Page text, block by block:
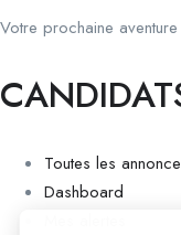
Votre prochaine
Toutes les
Dashboard